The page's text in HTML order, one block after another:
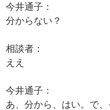
今井通子：
分からない？
相談者：
ええ
今井通子：
あ、分から、はい。で